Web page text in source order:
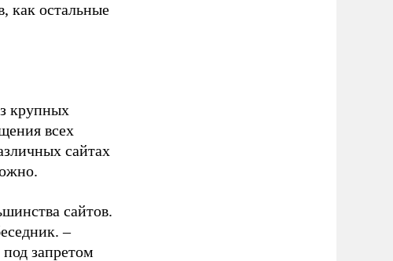
как остальные
крупных
всех
сайтах
сайтов.
–
запретом